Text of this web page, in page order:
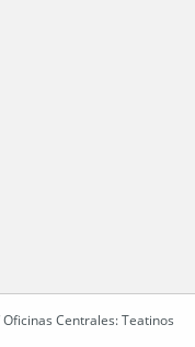
Centrales: Teatinos